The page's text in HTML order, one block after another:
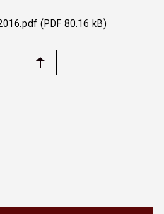
(PDF 80.16 kB)